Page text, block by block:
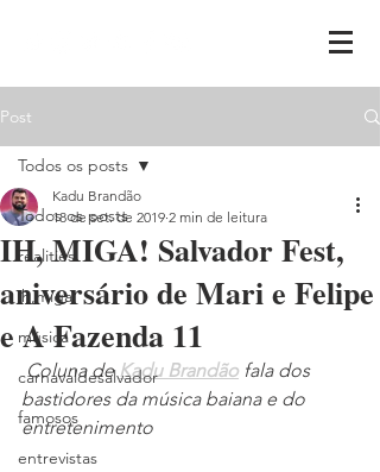
Post
Todos os posts
realities
ih,miga
música
carnavaldesalvador
famosos
entrevistas
Todos os posts
IH, MIGA! Salvador Fest,
aniversário de Mari e Felipe
e A Fazenda 11
Kadu Brandão
18 de set. de 2019 2 min de leitura
Coluna de Kadu Brandão fala dos
bastidores da música baiana e do
entretenimento